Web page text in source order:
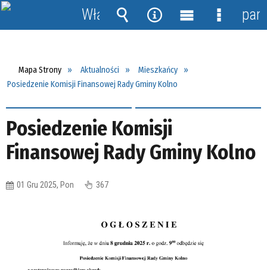
Mapa Strony Aktualności
Mieszkańcy
Posiedzenie Komisji Finansowej Rady Gminy Kolno
Posiedzenie Komisji
Finansowej Rady Gminy Kolno
01 Gru 2025, Pon 367
Włącz
powiadomienia
Wyszukiwarka
Narzędzia
MenuMenu